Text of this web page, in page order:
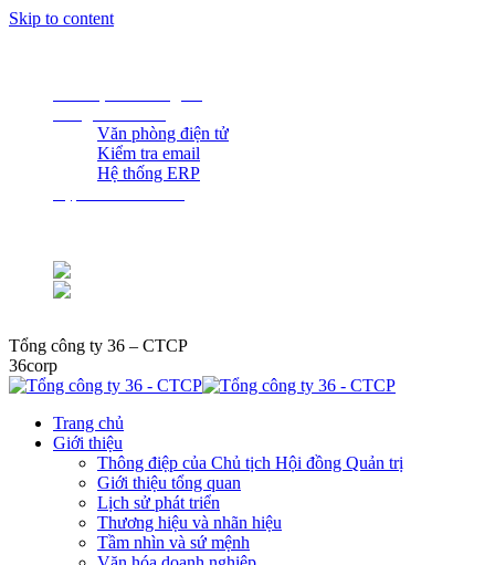
Skip to content
Văn phòng điện tử
Kiểm tra email
Hệ thống ERP
Tổng công ty 36 – CTCP
36corp
Trang chủ
Giới thiệu
Thông điệp của Chủ tịch Hội đồng Quản trị
Giới thiệu tổng quan
Lịch sử phát triển
Thương hiệu và nhãn hiệu
Tầm nhìn và sứ mệnh